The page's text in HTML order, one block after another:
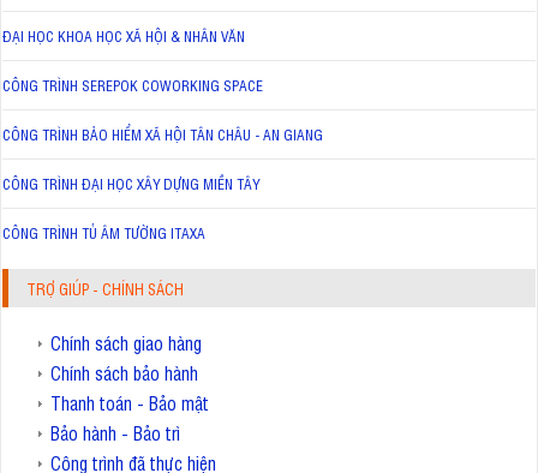
ĐẠI HỌC KHOA HỌC XÃ HỘI & NHÂN VĂN
CÔNG TRÌNH SEREPOK COWORKING SPACE
CÔNG TRÌNH BẢO HIỂM XÃ HỘI TÂN CHÂU - AN GIANG
CÔNG TRÌNH ĐẠI HỌC XÂY DỰNG MIỀN TÂY
CÔNG TRÌNH TỦ ÂM TƯỜNG ITAXA
TRỢ GIÚP - CHÍNH SÁCH
Chính sách giao hàng
Chính sách bảo hành
Thanh toán - Bảo mật
Bảo hành - Bảo trì
Công trình đã thực hiện